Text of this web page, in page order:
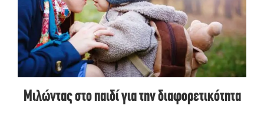
Μιλώντας στο παιδί για την διαφορετικότητα